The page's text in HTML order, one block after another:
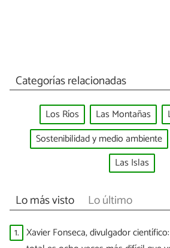
Categorías relacionadas
Los Ríos Las Montañas
Sostenibilidad y medio ambiente
Las Islas
Lo más visto Lo último
1. Xavier Fonseca, divulgador